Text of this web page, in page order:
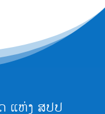
ແຫ່ງ ສປປ